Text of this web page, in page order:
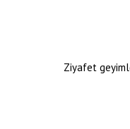
Ziyafet